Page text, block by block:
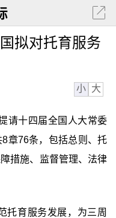
拟对托育服务
小 大
请十四届全国人大常委
章76条，包括总则、托
措施、监督管理、法律
托育服务发展，为三周